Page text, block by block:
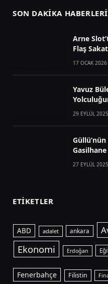
SON DAKIKA HABERLERI
Arne
Flaş
17 OCAK 2026
Yavuz
29 EYLÜL 2025
Güllü’nün
27 EYLÜL 2025
ETIKETLER
ABD adalet ankara
Ekonomi Erdoğan
Fenerbahçe Filistin